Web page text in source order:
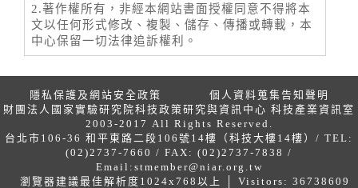
2.著作權所有，非經本網站書面授權同意不得將本
文以任何形式修改、複製、儲存、傳播或轉載，本
中心保留一切法律追訴權利。
隱私保護及網站安全政策
個人資料蒐集告知聲明
財團法人國家實驗研究院科技政策研究與資訊中心 科技產業資訊室
2003-2017 All Rights Reserved.
台北市106-36 和平東路二段106號14樓（科技大樓14樓）/ TEL:
(02)2737-7660 / FAX: (02)2737-7838 /
Email: stmember@niar.org.tw
瀏覽器建議最佳解析度1024x768以上 │ Visitors: 36738609